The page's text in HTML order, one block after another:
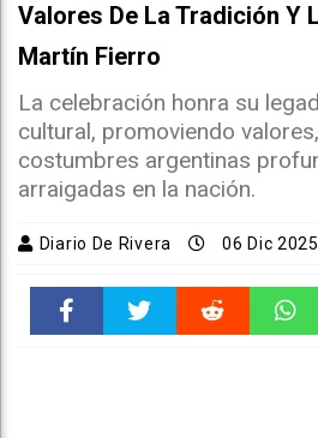
Valores De La Tradición Y
Martín Fierro
La celebración honra su
cultural, promoviendo
costumbres argentinas
arraigadas en la nación.
Diario De Rivera 06 Dic 2025